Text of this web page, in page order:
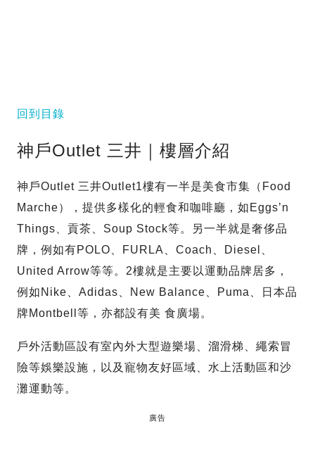
回到目錄
神戶Outlet 三井｜樓層介紹
神戶Outlet 三井Outlet1樓有一半是美食市集（Food
Marche），提供多樣化的輕食和咖啡廳，如Eggs’n
Things、貢茶、Soup Stock等。另一半就是奢侈品
牌，例如有POLO、FURLA、Coach、Diesel、
United Arrow等等。2樓就是主要以運動品牌居多，
例如Nike、Adidas、New Balance、Puma、日本品
牌Montbell等，亦都設有美 食廣場。
戶外活動區設有室內外大型遊樂場、溜滑梯、繩索冒
險等娛樂設施，以及寵物友好區域、水上活動區和沙
灘運動等。
廣告